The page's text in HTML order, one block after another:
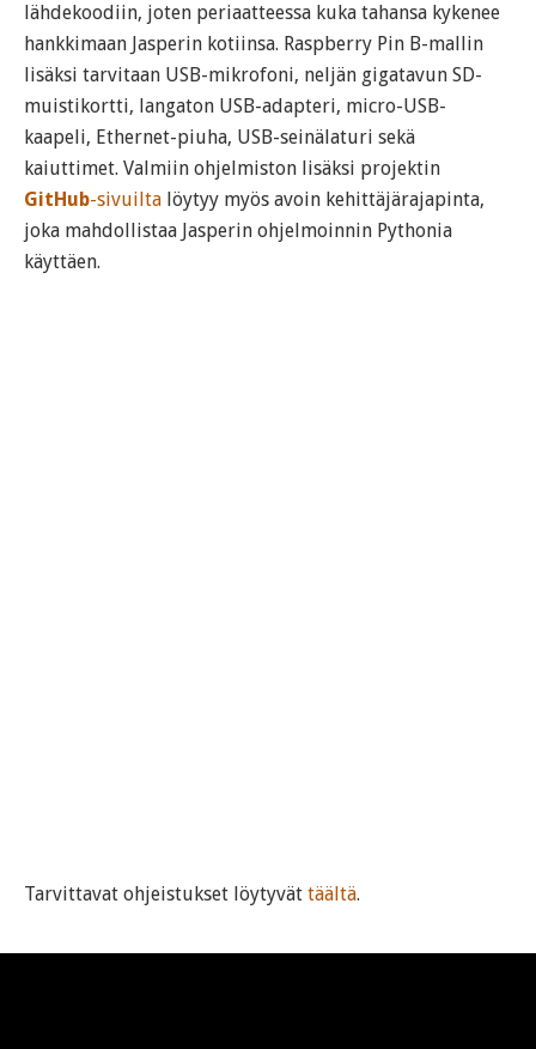
lähdekoodiin, joten periaatteessa kuka tahansa kykenee
hankkimaan Jasperin kotiinsa. Raspberry Pin B-mallin
lisäksi tarvitaan USB-mikrofoni, neljän gigatavun SD-
muistikortti, langaton USB-adapteri, micro-USB-
kaapeli, Ethernet-piuha, USB-seinälaturi sekä
kaiuttimet. Valmiin ohjelmiston lisäksi projektin
GitHub-sivuilta löytyy myös avoin kehittäjärajapinta,
joka mahdollistaa Jasperin ohjelmoinnin Pythonia
käyttäen.
Tarvittavat ohjeistukset löytyvät täältä.